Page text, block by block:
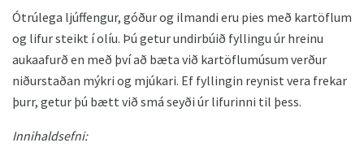
Ótrúlega ljúffengur, góður og ilmandi eru pies með kartöflum
og lifur steikt í olíu. Þú getur undirbúið fyllingu úr hreinu
aukaafurð en með því að bæta við kartöflumúsum verður
niðurstaðan mýkri og mjúkari. Ef fyllingin reynist vera frekar
þurr, getur þú bætt við smá seyði úr lifurinni til þess.
Innihaldsefni: